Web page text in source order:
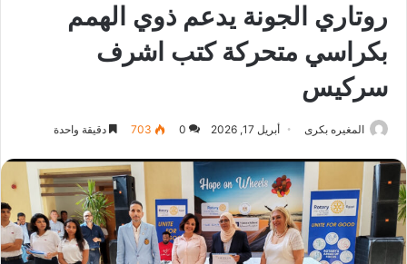
روتاري الجونة يدعم ذوي الهمم
بكراسي متحركة كتب اشرف
سركيس
المغيره بكرى أبريل 17, 2026 0
703 دقيقة واحدة